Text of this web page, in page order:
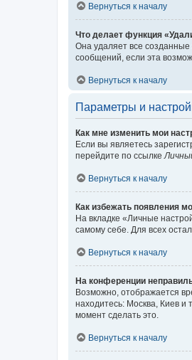
Вернуться к началу
Что делает функция
Она удаляет все
сообщений, если эта
Вернуться к началу
Параметры и
Как мне изменить мои
Если вы являетесь
перейдите по ссылке
Вернуться к началу
Как избежать появления
На вкладке «Личные
самому себе. Для всех
Вернуться к началу
На конференции
Возможно, отображается
находитесь: Москва, Киев и
момент сделать это.
Вернуться к началу